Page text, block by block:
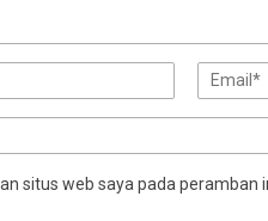
situs web saya pada peramban